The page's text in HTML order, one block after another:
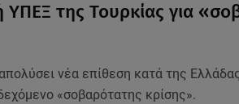
της Τουρκίας για
νέα επίθεση κατά της
«σοβαρότατης κρίσης».